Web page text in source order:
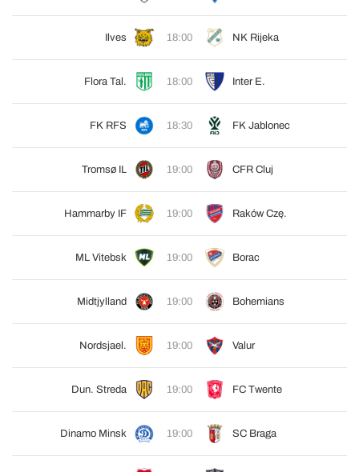
Ilves 18:00 NK Rijeka
Flora Tal. 18:00 Inter E.
FK RFS 18:30 FK Jablonec
Tromsø IL 19:00 CFR Cluj
Hammarby IF 19:00 Raków Czę.
ML Vitebsk 19:00 Borac
Midtjylland 19:00 Bohemians
Nordsjael. 19:00 Valur
Dun. Streda 19:00 FC Twente
Dinamo Minsk 19:00 SC Braga